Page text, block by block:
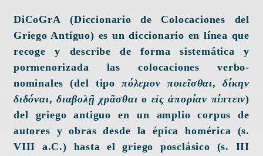
DiCoGrA (Diccionario de Colocaciones del
Griego Antiguo) es un diccionario en línea que
recoge y describe de forma sistemática y
pormenorizada las colocaciones verbo-
nominales (del tipoπόλεμον ποιεῖσθαι, δίκην
διδόναι, διαβολῇ χρᾶσθαι o εἰς ἀπορίαν πίπτειν)
del griego antiguo en un amplio corpus de
autores y obras desde la épica homérica (s.
VIII a.C.) hasta el griego posclásico (s. III